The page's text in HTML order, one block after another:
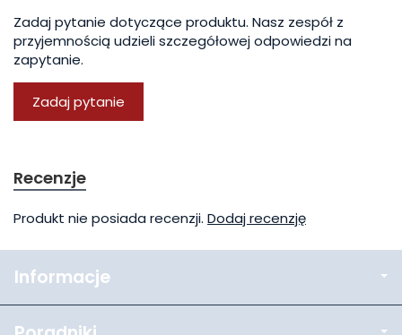
Zadaj pytanie dotyczące produktu. Nasz zespół z
przyjemnością udzieli szczegółowej odpowiedzi na
zapytanie.
Zadaj pytanie
Recenzje
Produkt nie posiada recenzji. Dodaj recenzję
Informacje